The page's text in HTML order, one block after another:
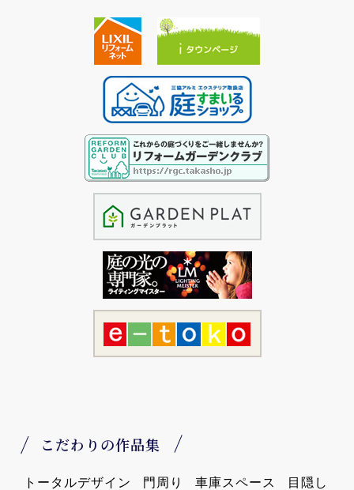
こだわりの作品集
トータルデザイン 門周り 車庫スペース
目隠し